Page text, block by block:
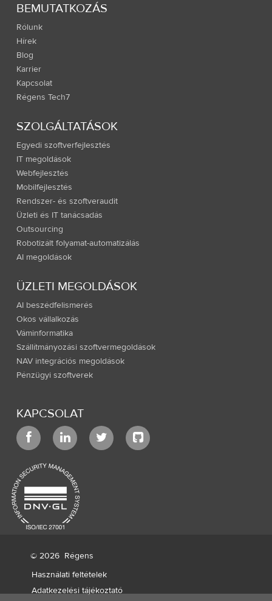
BEMUTATKOZÁS
Rólunk
Hírek
Blog
Karrier
Kapcsolat
Régens Tech7
SZOLGÁLTATÁSOK
Egyedi szoftverfejlesztés
IT megoldások
Webfejlesztés
Mobilfejlesztés
Rendszer- és szoftveraudit
Üzleti és IT tanácsadás
Outsourcing
Robotizált folyamat-automatizálás
AI megoldások
ÜZLETI MEGOLDÁSOK
AI beszédfelismerés
Okos vállalkozás
Váminformatika
Szállítmányozási szoftvermegoldások
NAV integrációs megoldások
Pénzügyi szoftverek
KAPCSOLAT
© 2026 Régens
Használati feltételek
Adatkezelési tájékoztató